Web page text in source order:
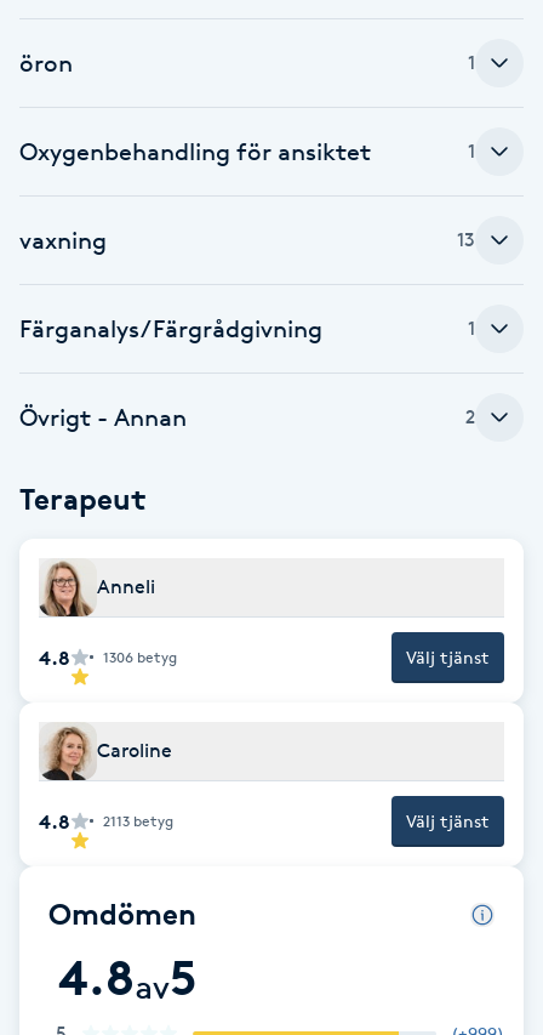
Faceliftmassage
Fettreducering
Fillers
Fotsvamp
Fotvård
Fransar
Fransborttagning
Fransfärgning
Fransförlängning
Fransförlängning Megavolym
Fransförlängning Volym
öron 1
Oxygenbehandling för ansiktet 1
vaxning 13
Färganalys/Färgrådgivning 1
Övrigt - Annan 2
Terapeut
Anneli
4.8 1306 betyg Välj tjänst
Caroline
4.8 2113 betyg Välj tjänst
Omdömen
4.8av5